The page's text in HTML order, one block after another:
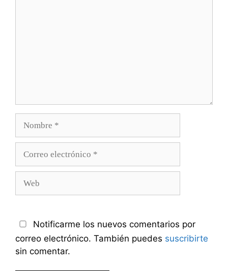
electrónico
Notificarme los nuevos comentarios por
correo electrónico. También puedes suscribirte
sin comentar.